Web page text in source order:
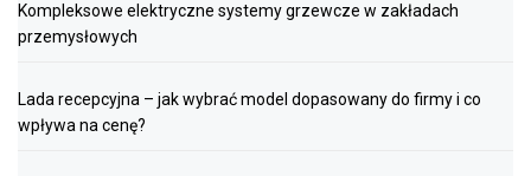
Kompleksowe elektryczne systemy grzewcze w zakładach
przemysłowych
Lada recepcyjna – jak wybrać model dopasowany do firmy i co
wpływa na cenę?